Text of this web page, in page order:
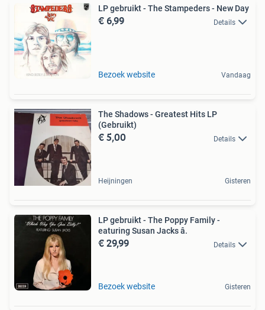
LP gebruikt - The Stampeders - New Day
€ 6,99 Details
Bezoek website Vandaag
The Shadows - Greatest Hits LP
(Gebruikt)
€ 5,00 Details
Heijningen Gisteren
LP gebruikt - The Poppy Family -
eaturing Susan Jacks â.
€ 29,99 Details
Bezoek website Gisteren